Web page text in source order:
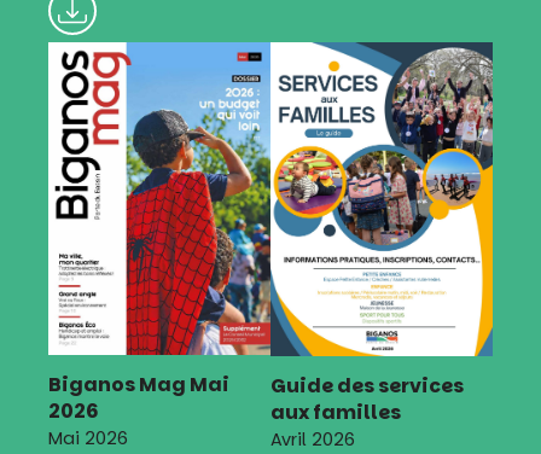
Biganos Mag Mai
2026
Mai 2026
Guide des services
aux familles
Avril 2026